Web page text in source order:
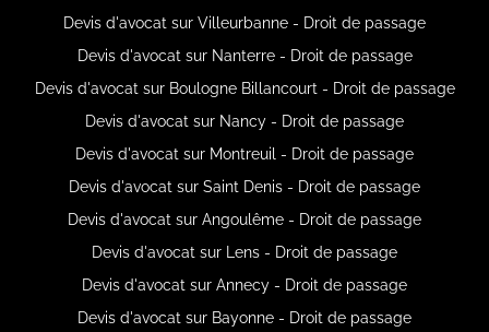
Devis d'avocat sur Villeurbanne - Droit de passage
Devis d'avocat sur Nanterre - Droit de passage
Devis d'avocat sur Boulogne Billancourt - Droit de passage
Devis d'avocat sur Nancy - Droit de passage
Devis d'avocat sur Montreuil - Droit de passage
Devis d'avocat sur Saint Denis - Droit de passage
Devis d'avocat sur Angoulême - Droit de passage
Devis d'avocat sur Lens - Droit de passage
Devis d'avocat sur Annecy - Droit de passage
Devis d'avocat sur Bayonne - Droit de passage